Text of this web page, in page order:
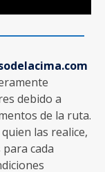
debido a
de la ruta.
las realice,
cada